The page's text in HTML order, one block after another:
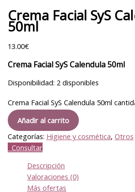
Crema Facial SyS
50ml
13.00€
Crema Facial SyS Calendula 50ml
Disponibilidad: 2 disponibles
Crema Facial SyS Calendula 50ml
Añadir al carrito
Categorías: Higiene y cosmética, Otros
Consultar
Descripción
Valoraciones (0)
Más ofertas